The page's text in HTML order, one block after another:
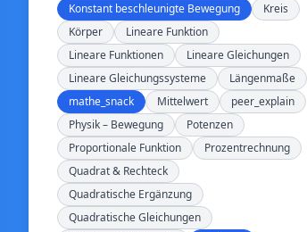
Konstant beschleunigte Bewegung
Kreis
Körper
Lineare Funktion
Lineare Funktionen
Lineare Gleichungen
Lineare Gleichungssysteme
Längenmaße
mathe_snack
Mittelwert
peer_explain
Physik – Bewegung
Potenzen
Proportionale Funktion
Prozentrechnung
Quadrat & Rechteck
Quadratische Ergänzung
Quadratische Gleichungen